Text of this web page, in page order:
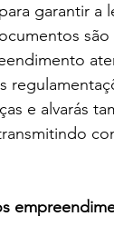
garantir
e alvarás